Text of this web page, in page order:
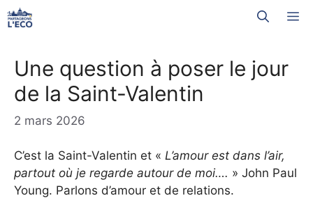
Aller
au
Une question à poser le jour
de la Saint-Valentin
2 mars 2026
C’est la Saint-Valentin et « L’amour est dans l’air,
partout où je regarde autour de moi…. » John Paul
Young. Parlons d’amour et de relations.